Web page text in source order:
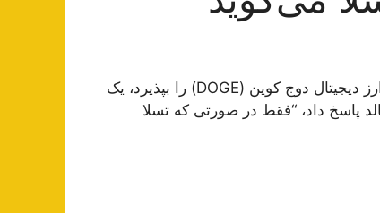
ایلان ماسک، مدیرعامل تسلا می‌گوید در صورتی که مک‌دونالد ارز دیجیتال دوج کوین (DOGE) را بپذیرد، یک
پاسخ داد، “فقط در صورتی که تسلا